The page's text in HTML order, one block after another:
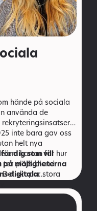
hände på sociala
använda de
inte bara gav oss
helt nya
om kartan för hur
tar plats bland
skapar stora
dig som vill
möjligheterna
digitala